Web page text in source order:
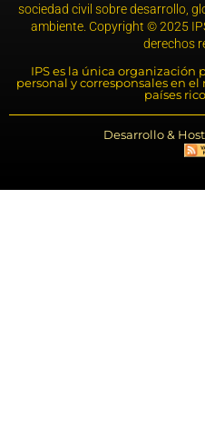
sociedad civil sobre desarrollo,
ambiente. Copyright © 2025
derechos
IPS es la única
personal y corresponsales en
países
Desarrollo &